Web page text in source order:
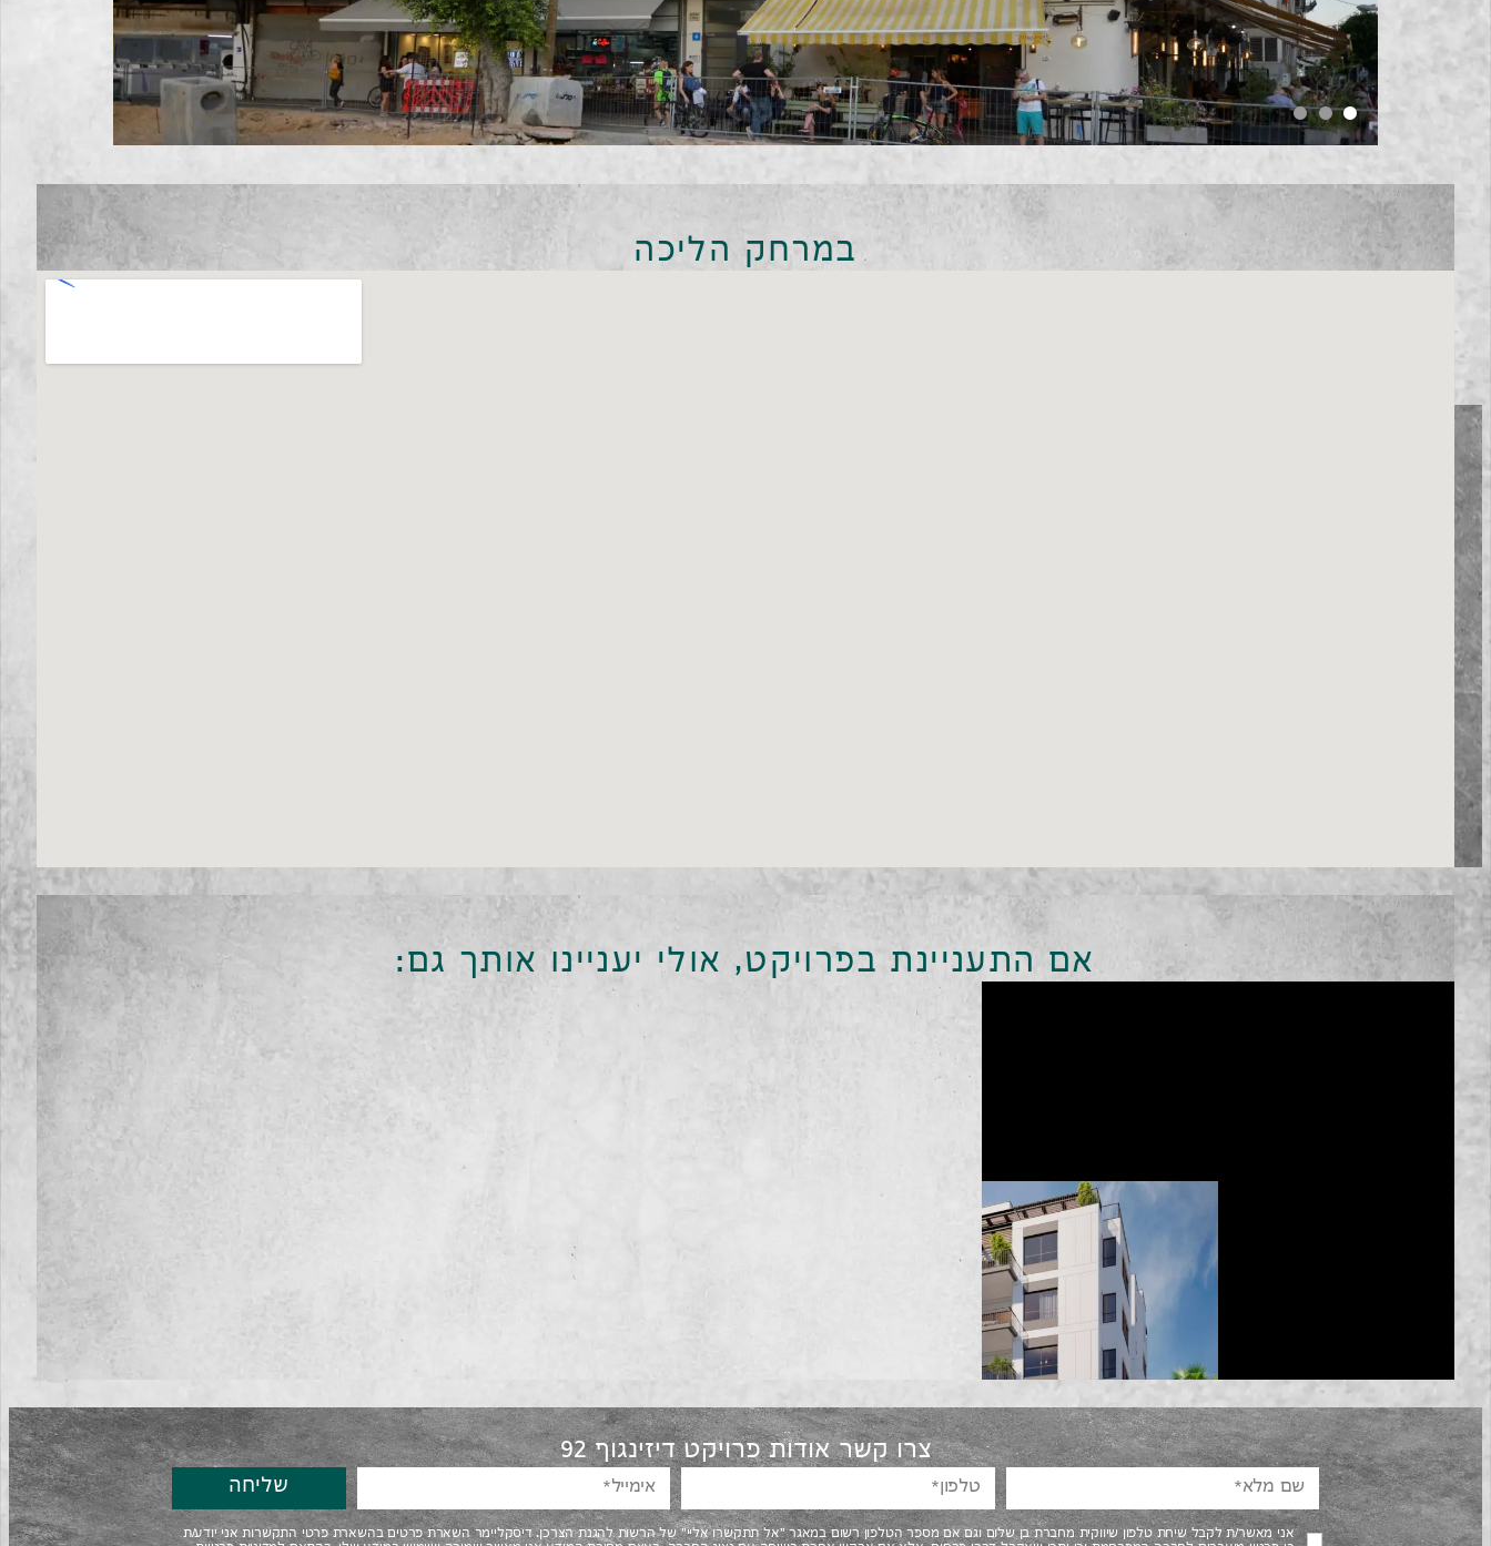
במרחק הליכה
אם התעניינת בפרויקט, אולי יעניינו אותך גם:
צרו קשר אודות פרויקט דיזינגוף 92
אני מאשר/ת לקבל שיחת טלפון שיווקית מחברת בן שלום וגם אם מספר הטלפון רשום במאגר "אל תתקשרו אליי" של הרשות להגנת הצרכן. דיסקליימר השארת פרטים בהשארת פרטי התקשרות אני יודע/ת
שליחה